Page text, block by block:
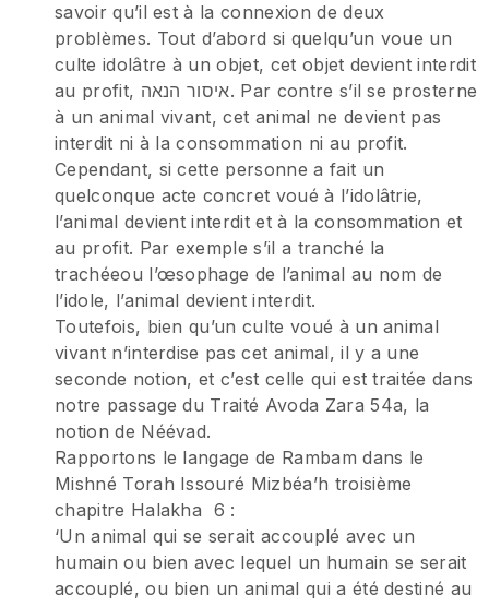
savoir qu’il est à la connexion de deux
problèmes. Tout d’abord si quelqu’un voue un
culte idolâtre à un objet, cet objet devient interdit
au profit, איסור הנאה. Par contre s’il se prosterne
à un animal vivant, cet animal ne devient pas
interdit ni à la consommation ni au profit.
Cependant, si cette personne a fait un
quelconque acte concret voué à l’idolâtrie,
l’animal devient interdit et à la consommation et
au profit. Par exemple s’il a tranché la
trachéeou l’œsophage de l’animal au nom de
l’idole, l’animal devient interdit.
Toutefois, bien qu’un culte voué à un animal
vivant n’interdise pas cet animal, il y a une
seconde notion, et c’est celle qui est traitée dans
notre passage du Traité Avoda Zara 54a, la
notion de Néévad.
Rapportons le langage de Rambam dans le
Mishné Torah Issouré Mizbéa’h troisième
chapitre Halakha 6 :
‘Un animal qui se serait accouplé avec un
humain ou bien avec lequel un humain se serait
accouplé, ou bien un animal qui a été destiné au